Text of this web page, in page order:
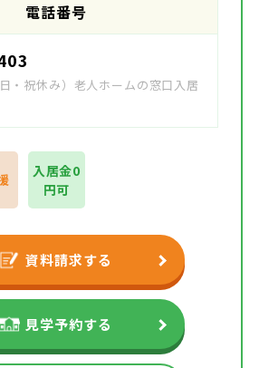
電話番号
・祝休み）老人ホームの窓口入居
入居金0
円可
資料請求する
見学予約する